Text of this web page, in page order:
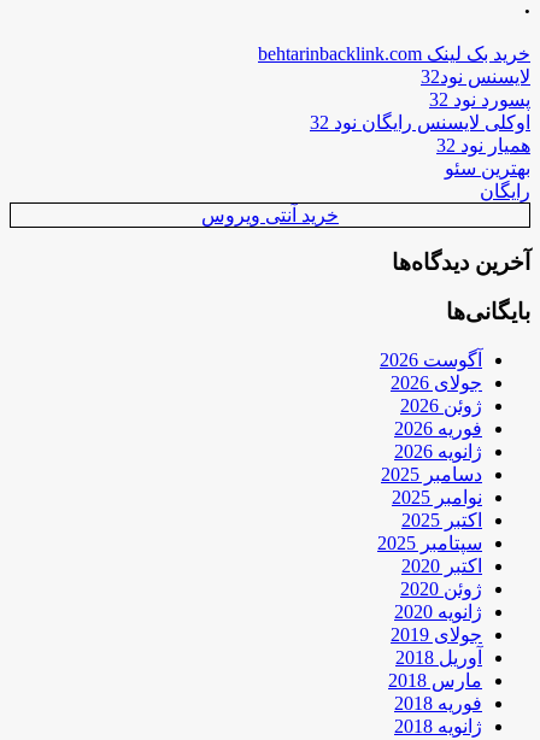
.
خرید بک لینک behtarinbacklink.com
لایسنس نود32
پسورد نود 32
اوکلی لایسنس رایگان نود 32
همیار نود 32
بهترین سئو
رایگان
خرید آنتی ویروس
آخرین دیدگاه‌ها
بایگانی‌ها
آگوست 2026
جولای 2026
ژوئن 2026
فوریه 2026
ژانویه 2026
دسامبر 2025
نوامبر 2025
اکتبر 2025
سپتامبر 2025
اکتبر 2020
ژوئن 2020
ژانویه 2020
جولای 2019
آوریل 2018
مارس 2018
فوریه 2018
ژانویه 2018